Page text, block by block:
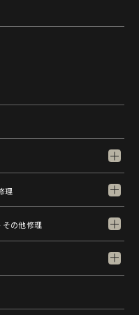
理
の他修理